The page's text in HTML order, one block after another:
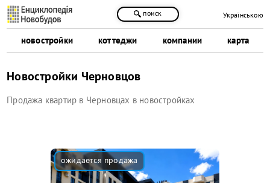
новостройки коттеджи компании карта
поиск Українською
Новостройки Черновцов
Продажа квартир в Черновцах в новостройках